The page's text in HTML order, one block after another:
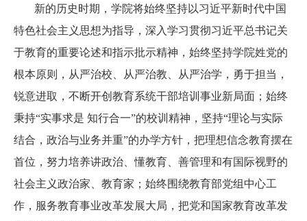
新的历史时期，学院将始终坚持以习近平新时代中国
特色社会主义思想为指导，深入学习贯彻习近平总书记关
于教育的重要论述和指示批示精神，始终坚持学院姓党的
根本原则，从严治校、从严治教、从严治学，勇于担当，
锐意进取，不断开创教育系统干部培训事业新局面；始终
秉持“实事求是 知行合一”的校训精神，坚持“理论与实际
结合，政治与业务并重”的办学方针，把理想信念教育摆在
首位，努力培养讲政治、懂教育、善管理和有国际视野的
社会主义政治家、教育家；始终围绕教育部党组中心工
作，服务教育事业改革发展大局，把党和国家教育改革发